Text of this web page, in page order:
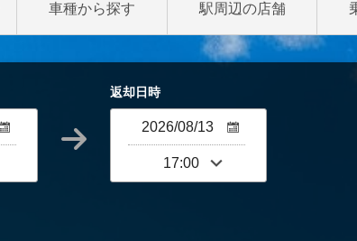
車種から探す 駅周辺の店舗
返却日時